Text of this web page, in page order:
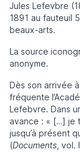
Jules Lefevbre
1891 au fauteuil
beaux-arts.
La source
anonyme.
Dès son arrivée
fréquente
Lefebvre. Dans
avance : « […] je
jusqu’à présent
(Documents ,